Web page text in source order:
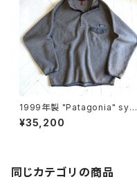
1999年製 "Patagonia" sync
hilla snap-T pullover
¥35,200
同じカテゴリの商品